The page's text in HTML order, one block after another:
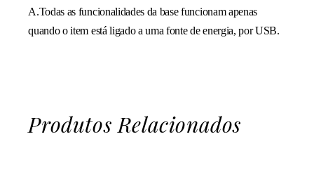
A.Todas as funcionalidades da base funcionam apenas
quando o item está ligado a uma fonte de energia, por USB.
Produtos Relacionados